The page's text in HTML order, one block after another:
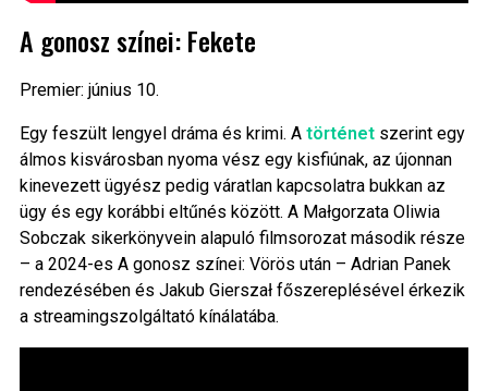
A gonosz színei: Fekete
Premier: június 10.
Egy feszült lengyel dráma és krimi. A történetszerint egy
álmos kisvárosban nyoma vész egy kisfiúnak, az újonnan
kinevezett ügyész pedig váratlan kapcsolatra bukkan az
ügy és egy korábbi eltűnés között. A Małgorzata Oliwia
Sobczak sikerkönyvein alapuló filmsorozat második része
– a 2024-es A gonosz színei: Vörös után – Adrian Panek
rendezésében és Jakub Gierszał főszereplésével érkezik
a streamingszolgáltató kínálatába.